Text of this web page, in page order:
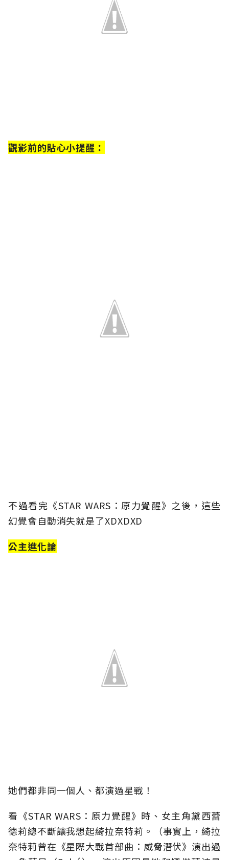
觀影前的貼心小提醒：
不過看完《STAR WARS：原力覺醒》之後，這些
幻覺會自動消失就是了XDXDXD
公主進化論
她們都非同一個人、都演過星戰！
看《STAR WARS：原力覺醒》時、女主角黛西蕾
德莉總不斷讓我想起綺拉奈特莉。（事實上，綺拉
奈特莉曾在《星際大戰首部曲：威脅潛伏》演出過